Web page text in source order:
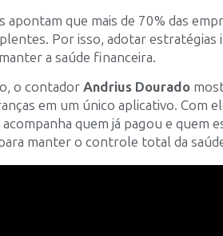
apontam que mais de 70% das
Por isso, adotar
a saúde financeira.
o contador Andrius Dourado
em um único aplicativo. Com
quem já pagou e quem
manter o controle total da